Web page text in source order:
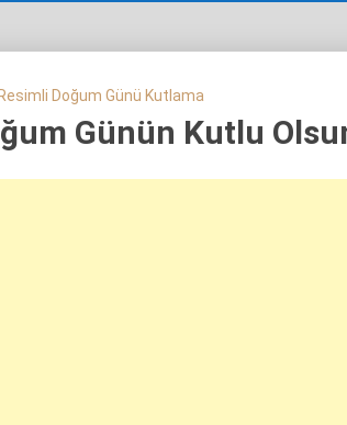
Doğum Günü Kutlama
Günün Kutlu